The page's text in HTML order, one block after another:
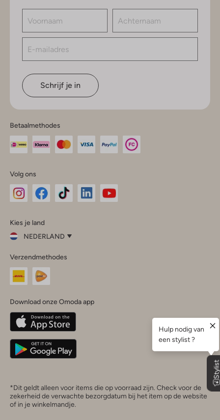
Schrijf je in
Betaalmethodes
Volg ons
InstagramFacebook
Kies je land
NEDERLAND
je
land
Nederland
Belgique(Français)
Deutschland
Verzendmethodes
Download onze Omoda app
*Dit geldt alleen voor items die op voorraad zijn. Check voor de
zekerheid de verwachte bezorgdatum bij het item op de website
of in je winkelmandje.